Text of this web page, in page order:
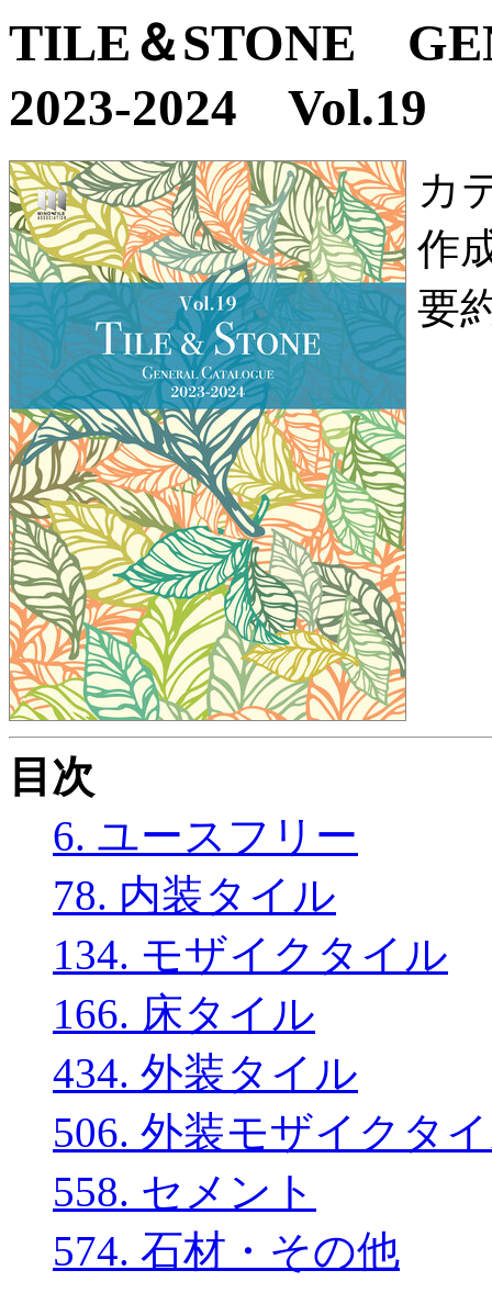
TILE＆STONE
2023-2024 Vol.19
カ
作
要
目次
6. ユースフリー
78. 内装タイル
134. モザイクタイル
166. 床タイル
434. 外装タイル
506. 外装モザイクタ
558. セメント
574. 石材・その他